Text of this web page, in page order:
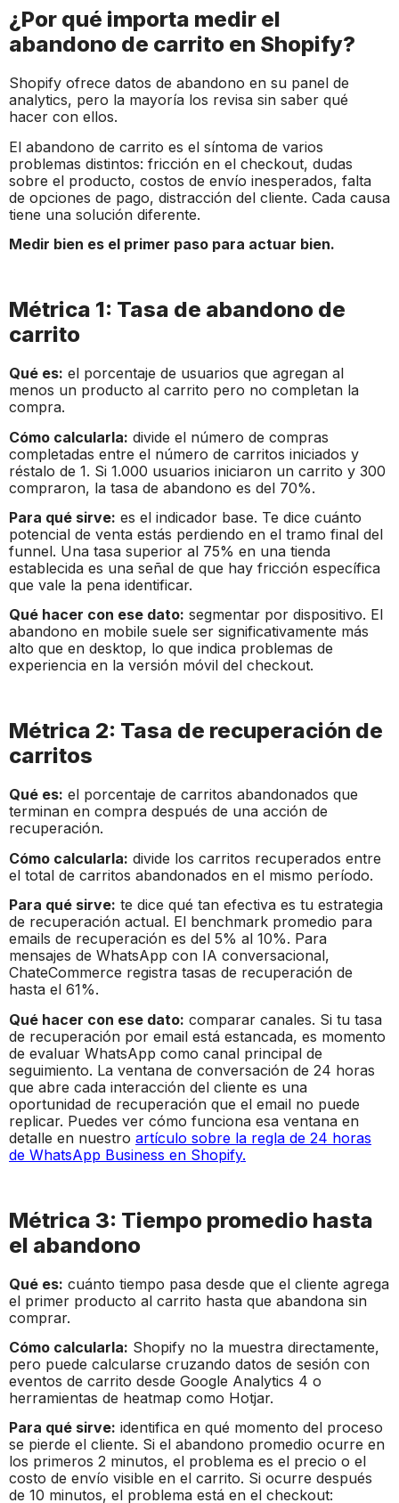
¿Por qué importa medir el
abandono de carrito en Shopify?
Shopify ofrece datos de abandono en su panel de
analytics, pero la mayoría los revisa sin saber qué
hacer con ellos.
El abandono de carrito es el síntoma de varios
problemas distintos: fricción en el checkout, dudas
sobre el producto, costos de envío inesperados, falta
de opciones de pago, distracción del cliente. Cada causa
tiene una solución diferente.
Medir bien es el primer paso para actuar bien.
Métrica 1: Tasa de abandono de
carrito
Qué es: el porcentaje de usuarios que agregan al
menos un producto al carrito pero no completan la
compra.
Cómo calcularla: divide el número de compras
completadas entre el número de carritos iniciados y
réstalo de 1. Si 1.000 usuarios iniciaron un carrito y 300
compraron, la tasa de abandono es del 70%.
Para qué sirve: es el indicador base. Te dice cuánto
potencial de venta estás perdiendo en el tramo final del
funnel. Una tasa superior al 75% en una tienda
establecida es una señal de que hay fricción específica
que vale la pena identificar.
Qué hacer con ese dato: segmentar por dispositivo. El
abandono en mobile suele ser significativamente más
alto que en desktop, lo que indica problemas de
experiencia en la versión móvil del checkout.
Métrica 2: Tasa de recuperación de
carritos
Qué es: el porcentaje de carritos abandonados que
terminan en compra después de una acción de
recuperación.
Cómo calcularla: divide los carritos recuperados entre
el total de carritos abandonados en el mismo período.
Para qué sirve: te dice qué tan efectiva es tu estrategia
de recuperación actual. El benchmark promedio para
emails de recuperación es del 5% al 10%. Para
mensajes de WhatsApp con IA conversacional,
ChateCommerce registra tasas de recuperación de
hasta el 61%.
Qué hacer con ese dato: comparar canales. Si tu tasa
de recuperación por email está estancada, es momento
de evaluar WhatsApp como canal principal de
seguimiento. La ventana de conversación de 24 horas
que abre cada interacción del cliente es una
oportunidad de recuperación que el email no puede
replicar. Puedes ver cómo funciona esa ventana en
detalle en nuestro artículo sobre la regla de 24 horas
de WhatsApp Business en Shopify.
Métrica 3: Tiempo promedio hasta
el abandono
Qué es: cuánto tiempo pasa desde que el cliente agrega
el primer producto al carrito hasta que abandona sin
comprar.
Cómo calcularla: Shopify no la muestra directamente,
pero puede calcularse cruzando datos de sesión con
eventos de carrito desde Google Analytics 4 o
herramientas de heatmap como Hotjar.
Para qué sirve: identifica en qué momento del proceso
se pierde el cliente. Si el abandono promedio ocurre en
los primeros 2 minutos, el problema es el precio o el
costo de envío visible en el carrito. Si ocurre después
de 10 minutos, el problema está en el checkout: